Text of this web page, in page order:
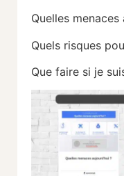
Quelles menaces
Quels risques
Que faire si je